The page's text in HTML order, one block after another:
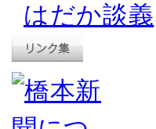
はだか談義